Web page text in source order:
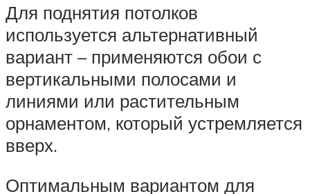
Для поднятия потолков
используется альтернативный
вариант – применяются обои с
вертикальными полосами и
линиями или растительным
орнаментом, который устремляется
вверх.
Оптимальным вариантом для